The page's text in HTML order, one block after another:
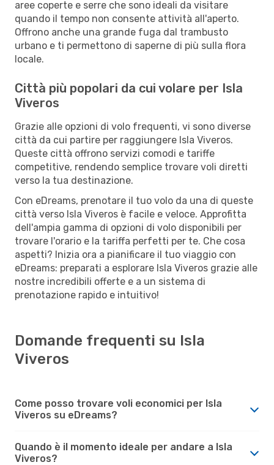
aree coperte e serre che sono ideali da visitare
quando il tempo non consente attività all'aperto.
Offrono anche una grande fuga dal trambusto
urbano e ti permettono di saperne di più sulla flora
locale.
Città più popolari da cui volare per Isla
Viveros
Grazie alle opzioni di volo frequenti, vi sono diverse
città da cui partire per raggiungere Isla Viveros.
Queste città offrono servizi comodi e tariffe
competitive, rendendo semplice trovare voli diretti
verso la tua destinazione.
Con eDreams, prenotare il tuo volo da una di queste
città verso Isla Viveros è facile e veloce. Approfitta
dell'ampia gamma di opzioni di volo disponibili per
trovare l'orario e la tariffa perfetti per te. Che cosa
aspetti? Inizia ora a pianificare il tuo viaggio con
eDreams: preparati a esplorare Isla Viveros grazie alle
nostre incredibili offerte e a un sistema di
prenotazione rapido e intuitivo!
Domande frequenti su Isla
Viveros
Come posso trovare voli economici per Isla
Viveros su eDreams?
Quando è il momento ideale per andare a Isla
Viveros?